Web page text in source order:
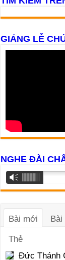
GIẢNG LỄ
NGHE ĐÀI
Trình
phát
âm
Vm
Bài mới Bài
Thẻ
Đức Thánh